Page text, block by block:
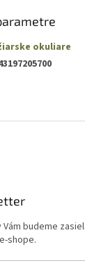
okuliare
Vám budeme
shope.